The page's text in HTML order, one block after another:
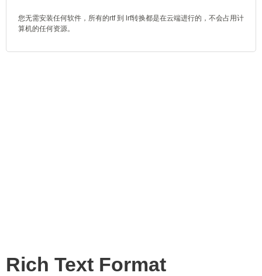
您无需安装任何软件，所有的rtf 到 lrf转换都是在云端进行的，不会占用计
算机的任何资源。
Rich Text Format